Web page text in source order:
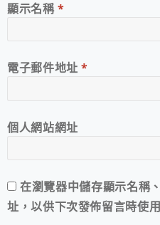
顯示名稱*
電子郵件地址*
個人網站網址
在瀏覽器中儲存顯示名稱
址，以供下次發佈留言時使用